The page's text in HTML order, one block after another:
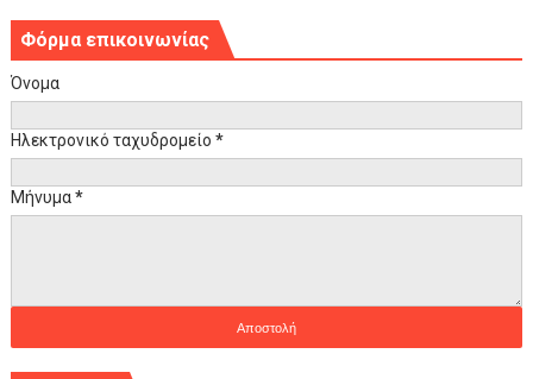
Φόρμα επικοινωνίας
Όνομα
Ηλεκτρονικό ταχυδρομείο *
Μήνυμα*